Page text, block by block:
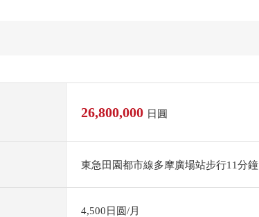
26,800,000 日圓
東急田園都市線多摩廣場站步行11分鐘
4,500日圆/月